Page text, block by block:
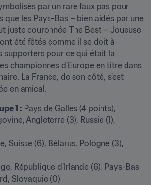
par un rare faux pas pour
que les Pays-Bas – bien aidés par une
juste couronnée The Best – Joueuse
ont été fêtés comme il se doit à
supporters pour ce qui était la
championnes d'Europe en titre dans
La France, de son côté, s'est
en amical.
1 : Pays de Galles (4 points),
Angleterre (3), Russie (1),
Suisse (6), Bélarus, Pologne (3),
République d'Irlande (6), Pays-Bas